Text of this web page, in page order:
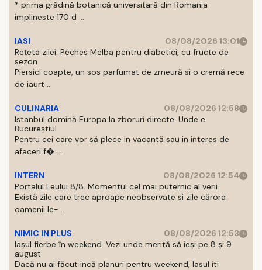
* prima grădină botanică universitară din Romania
implineste 170 d ...
IASI
08/08/2026 13:01
Rețeta zilei: Pêches Melba pentru diabetici, cu fructe de
sezon
Piersici coapte, un sos parfumat de zmeură si o cremă rece
de iaurt ...
CULINARIA
08/08/2026 12:58
Istanbul domină Europa la zboruri directe. Unde e
Bucureștiul
Pentru cei care vor să plece in vacantă sau in interes de
afaceri f� ...
INTERN
08/08/2026 12:54
Portalul Leului 8/8. Momentul cel mai puternic al verii
Există zile care trec aproape neobservate si zile cărora
oamenii le- ...
NIMIC IN PLUS
08/08/2026 12:53
Iașul fierbe în weekend. Vezi unde merită să ieși pe 8 și 9
august
Dacă nu ai făcut incă planuri pentru weekend, Iasul iti